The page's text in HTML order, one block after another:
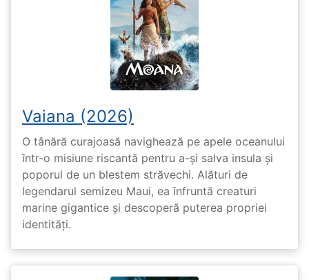
Vaiana (2026)
O tânără curajoasă navighează pe apele oceanului
într-o misiune riscantă pentru a-și salva insula și
poporul de un blestem străvechi. Alături de
legendarul semizeu Maui, ea înfruntă creaturi
marine gigantice și descoperă puterea propriei
identități.